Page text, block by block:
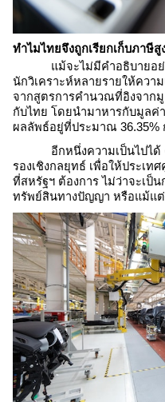
ทำไมไทยจึงถูกเรียกเก็บภาษีสู
แม้จะไม่มีคำอธิบายอ
นักวิเคราะห์หลายรายให้ควา
จากสูตรการคำนวณที่อิงจาก
กับไทย โดยนำมาหารกับมูลค่
ผลลัพธ์อยู่ที่ประมาณ 36.35%
อีกหนึ่งความเป็นไปได้
รองเชิงกลยุทธ์ เพื่อให้ประเท
ที่สหรัฐฯ ต้องการ ไม่ว่าจะเป็
ทรัพย์สินทางปัญญา หรือแม้แต่